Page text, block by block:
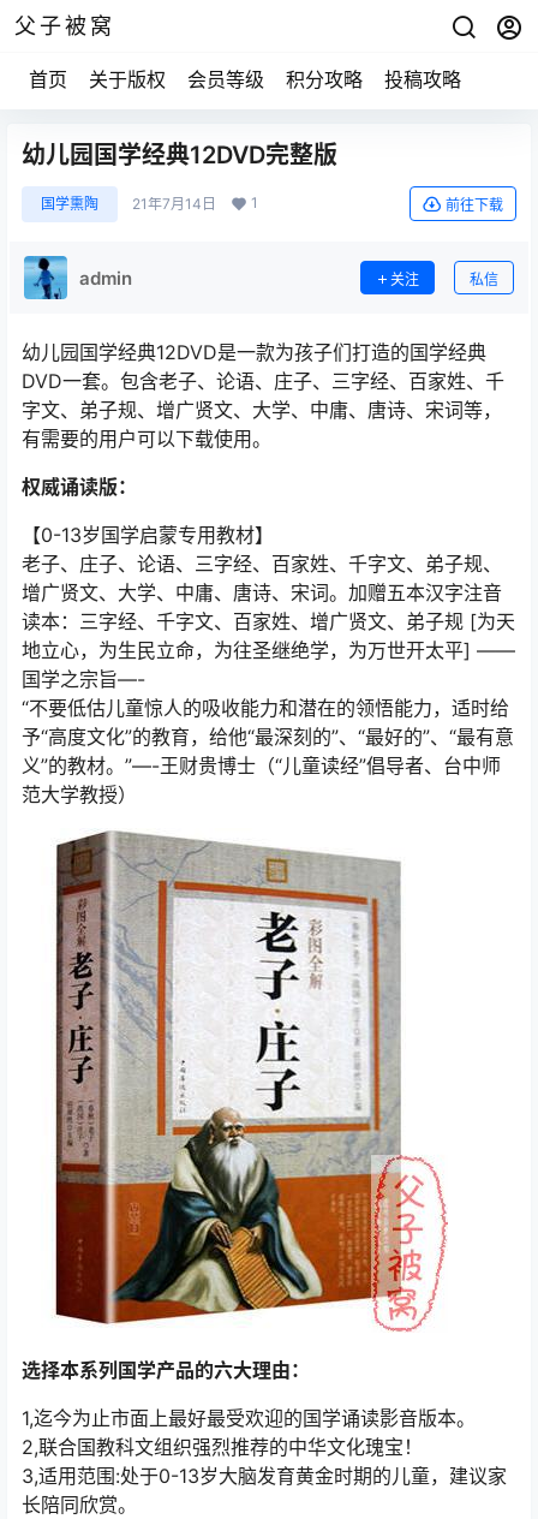
父子被窝
首页 关于版权 会员等级 积分攻略 投稿攻略
幼儿园国学经典12DVD完整版
国学熏陶 21年7月14日 1 前往下载
admin 关注 私信
幼儿园国学经典12DVD是一款为孩子们打造的国学经典
DVD一套。包含老子、论语、庄子、三字经、百家姓、千
字文、弟子规、增广贤文、大学、中庸、唐诗、宋词等，
有需要的用户可以下载使用。
权威诵读版：
【0-13岁国学启蒙专用教材】
老子、庄子、论语、三字经、百家姓、千字文、弟子规、
增广贤文、大学、中庸、唐诗、宋词。加赠五本汉字注音
读本：三字经、千字文、百家姓、增广贤文、弟子规 [为天
地立心，为生民立命，为往圣继绝学，为万世开太平] ——
国学之宗旨—-
“不要低估儿童惊人的吸收能力和潜在的领悟能力，适时给
予“高度文化”的教育，给他“最深刻的”、“最好的”、“最有意
义”的教材。”—-王财贵博士（“儿童读经”倡导者、台中师
范大学教授）
选择本系列国学产品的六大理由：
1,迄今为止市面上最好最受欢迎的国学诵读影音版本。
2,联合国教科文组织强烈推荐的中华文化瑰宝！
3,适用范围:处于0-13岁大脑发育黄金时期的儿童，建议家
长陪同欣赏。